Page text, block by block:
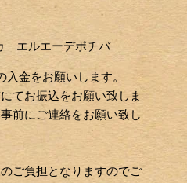
エルエーデポチバ
金をお願いします。
てお振込をお願い致しま
前にご連絡をお願い致し
ご負担となりますのでご